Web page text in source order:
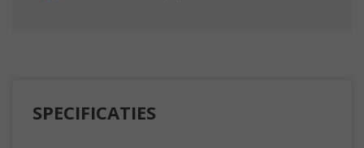
SPECIFICATIES